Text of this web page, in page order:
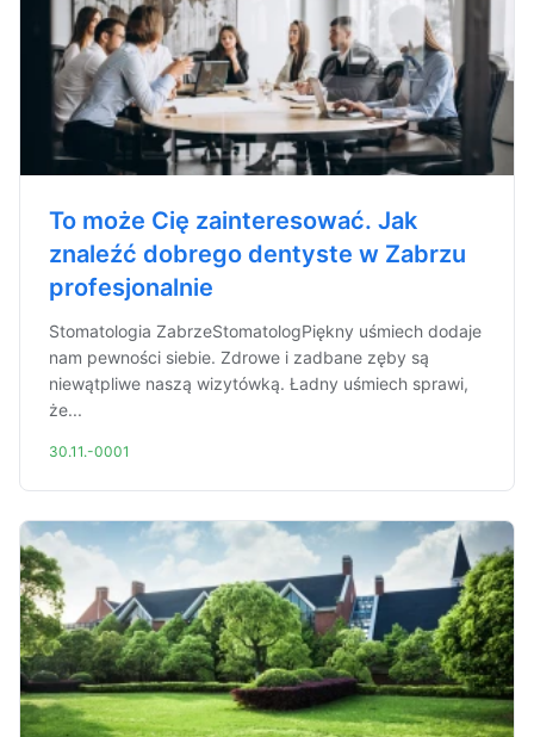
To może Cię zainteresować. Jak
znaleźć dobrego dentyste w Zabrzu
profesjonalnie
Stomatologia ZabrzeStomatologPiękny uśmiech dodaje
nam pewności siebie. Zdrowe i zadbane zęby są
niewątpliwe naszą wizytówką. Ładny uśmiech sprawi,
że...
30.11.-0001